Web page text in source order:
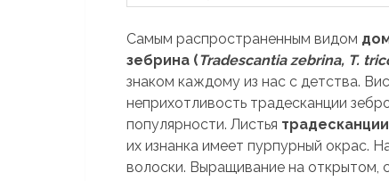
Самым распространенным видом
зебрина (Tradescantia zebrina, T.
знаком каждому из нас с детства.
неприхотливость традесканции
популярности. Листья
их изнанка имеет пурпурный окрас.
волоски. Выращивание на открытом,